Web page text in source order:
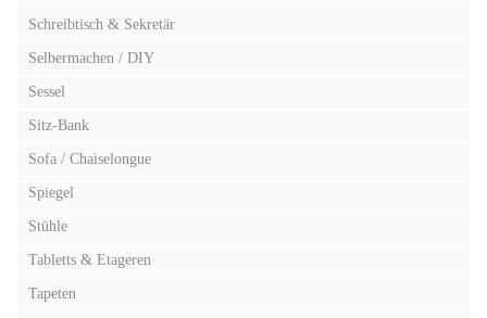
Schreibtisch & Sekretär
Selbermachen / DIY
Sessel
Sitz-Bank
Sofa / Chaiselongue
Spiegel
Stühle
Tabletts & Etageren
Tapeten